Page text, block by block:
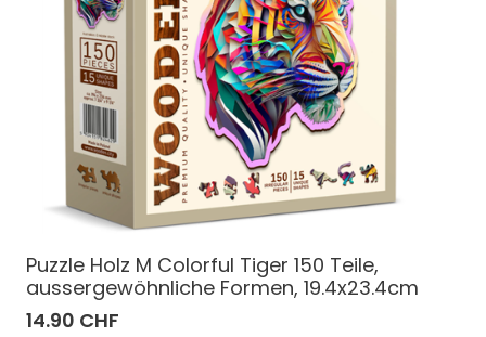
Puzzle Holz M Colorful Tiger 150 Teile,
aussergewöhnliche Formen, 19.4x23.4cm
14.90 CHF